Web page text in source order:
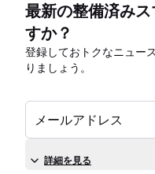
最新の整備済み
すか？
登録しておトクなニュー
りましょう。
メールアドレス
詳細を見る